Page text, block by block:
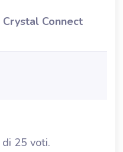
Crystal Connect
di 25 voti.